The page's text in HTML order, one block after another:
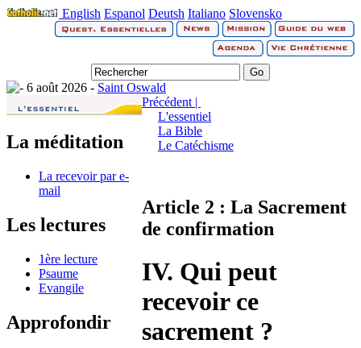
English Espanol Deutsh Italiano Slovensko
6 août 2026 - Saint Oswald
La méditation
La recevoir par e-
mail
Les lectures
1ère lecture
Psaume
Evangile
Approfondir
Précédent |
L'essentiel
La Bible
Le Catéchisme
Article 2 : La Sacrement
de confirmation
IV. Qui peut
recevoir ce
sacrement ?